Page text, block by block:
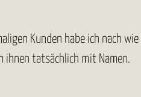
Kunden habe ich nach
ihnen tatsächlich mit Namen.